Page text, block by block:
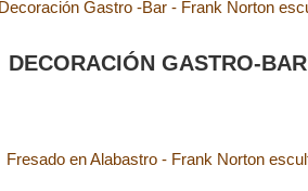
DECORACIÓN GASTRO-BAR